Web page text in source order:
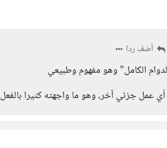
أضف ردا
عمل جزئي آخر، وهو ما واجهته كثيرا بالفعل